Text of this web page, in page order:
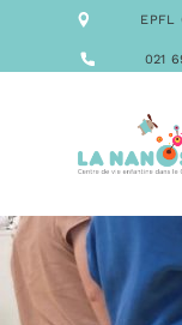
EPFL
021